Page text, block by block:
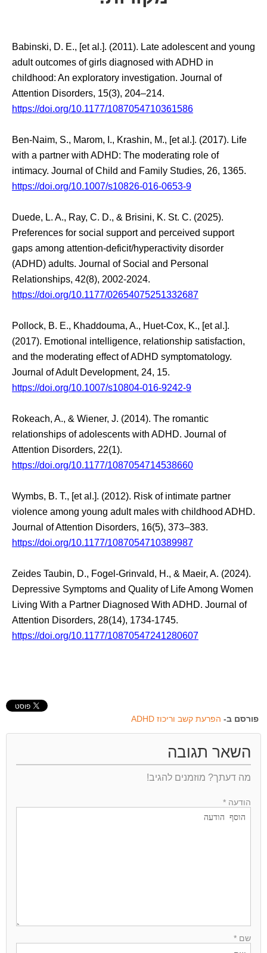
Babinski, D. E., [et al.]. (2011). Late adolescent and young
adult outcomes of girls diagnosed with ADHD in
childhood: An exploratory investigation. Journal of
Attention Disorders, 15(3), 204–214.
https://doi.org/10.1177/1087054710361586
Ben-Naim, S., Marom, I., Krashin, M., [et al.]. (2017). Life
with a partner with ADHD: The moderating role of
intimacy. Journal of Child and Family Studies, 26, 1365.
https://doi.org/10.1007/s10826-016-0653-9
Duede, L. A., Ray, C. D., & Brisini, K. St. C. (2025).
Preferences for social support and perceived support
gaps among attention-deficit/hyperactivity disorder
(ADHD) adults. Journal of Social and Personal
Relationships, 42(8), 2002-2024.
https://doi.org/10.1177/02654075251332687
Pollock, B. E., Khaddouma, A., Huet-Cox, K., [et al.].
(2017). Emotional intelligence, relationship satisfaction,
and the moderating effect of ADHD symptomatology.
Journal of Adult Development, 24, 15.
https://doi.org/10.1007/s10804-016-9242-9
Rokeach, A., & Wiener, J. (2014). The romantic
relationships of adolescents with ADHD. Journal of
Attention Disorders, 22(1).
https://doi.org/10.1177/1087054714538660
Wymbs, B. T., [et al.]. (2012). Risk of intimate partner
violence among young adult males with childhood ADHD.
Journal of Attention Disorders, 16(5), 373–383.
https://doi.org/10.1177/1087054710389987
Zeides Taubin, D., Fogel-Grinvald, H., & Maeir, A. (2024).
Depressive Symptoms and Quality of Life Among Women
Living With a Partner Diagnosed With ADHD. Journal of
Attention Disorders, 28(14), 1734-1745.
https://doi.org/10.1177/10870547241280607
פורסם ב- הפרעת קשב וריכוז ADHD
השאר תגובה
מה דעתך? מוזמנים להגיב!
הודעה *
שם *